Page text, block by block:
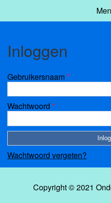
Inloggen
Gebruikersnaam*
Wachtwoord *
Wachtwoord vergeten?
Copyright © 2021